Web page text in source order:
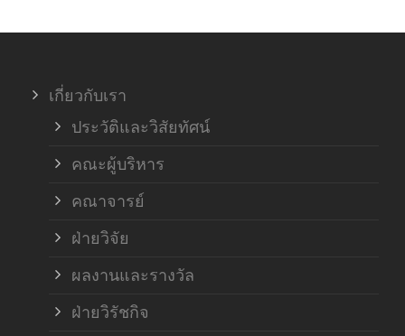
เกี่ยวกับเรา
ประวัติและวิสัยทัศน์
คณะผู้บริหาร
คณาจารย์
ฝ่ายวิจัย
ผลงานและรางวัล
ฝ่ายวิรัชกิจ